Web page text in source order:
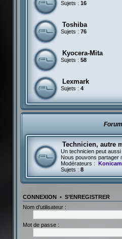
Sujets : 16
Toshiba
Sujets : 76
Kyocera-Mita
Sujets : 58
Lexmark
Sujets : 4
Forum
Technicien, autre
Un technicien peut
Nous pouvons partager
Modérateurs :
Sujets : 8
CONNEXION • S’ENREGISTRER
Nom d’utilisateur :
Mot de passe :